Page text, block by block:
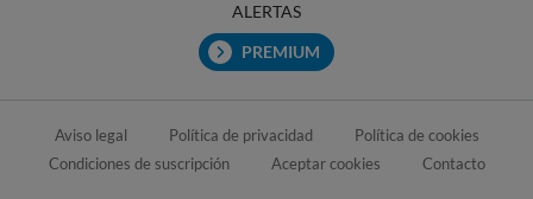
ALERTAS
PREMIUM
Aviso legal Política de privacidad
Política de cookies
Condiciones de suscripción
Aceptar cookies Contacto